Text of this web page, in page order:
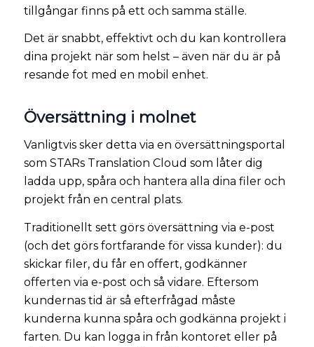
tillgångar finns på ett och samma ställe.
Det är snabbt, effektivt och du kan kontrollera
dina projekt när som helst – även när du är på
resande fot med en mobil enhet.
Översättning i molnet
Vanligtvis sker detta via en översättningsportal
som STARs Translation Cloud som låter dig
ladda upp, spåra och hantera alla dina filer och
projekt från en central plats.
Traditionellt sett görs översättning via e-post
(och det görs fortfarande för vissa kunder): du
skickar filer, du får en offert, godkänner
offerten via e-post och så vidare. Eftersom
kundernas tid är så efterfrågad måste
kunderna kunna spåra och godkänna projekt i
farten. Du kan logga in från kontoret eller på